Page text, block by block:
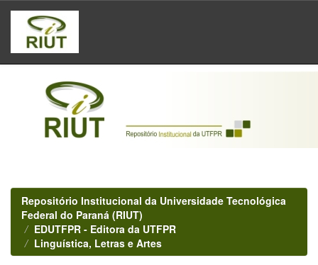
Skip
navigation
Repositório Institucional da Universidade Tecnológica
Federal do Paraná (RIUT)
EDUTFPR - Editora da UTFPR
Linguística, Letras e Artes